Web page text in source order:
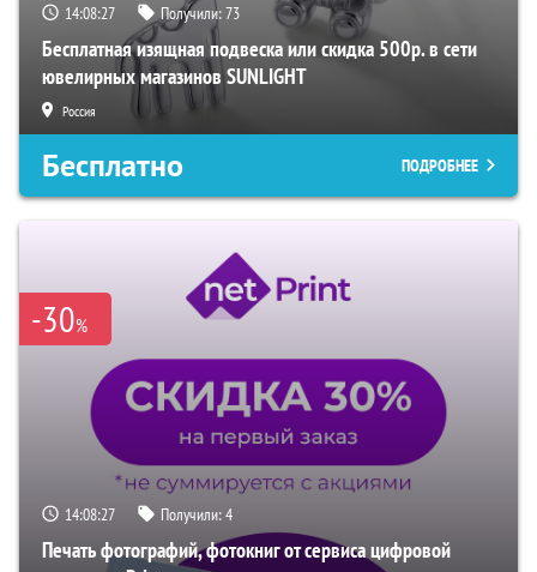
14:08:25 Получили:73
Бесплатная изящная подвеска или скидка 500р. в сети
ювелирных магазинов SUNLIGHT
Россия
Бесплатно ПОДРОБНЕЕ
-30%
14:08:25 Получили:4
Печать фотографий, фотокниг от сервиса цифровой